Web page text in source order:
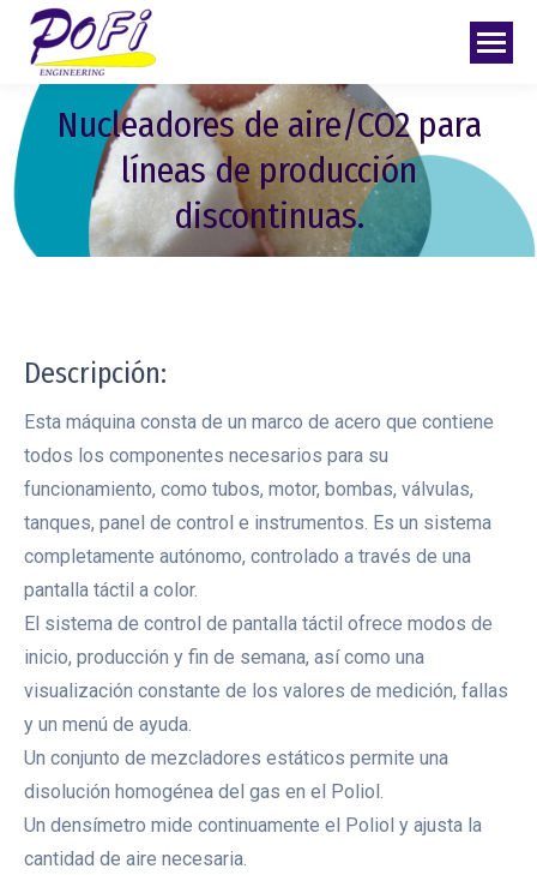
Nucleadores de aire/CO2 para
líneas de producción
discontinuas.
Descripción:
Esta máquina consta de un marco de acero que contiene
todos los componentes necesarios para su
funcionamiento, como tubos, motor, bombas, válvulas,
tanques, panel de control e instrumentos. Es un sistema
completamente autónomo, controlado a través de una
pantalla táctil a color.
El sistema de control de pantalla táctil ofrece modos de
inicio, producción y fin de semana, así como una
visualización constante de los valores de medición, fallas
y un menú de ayuda.
Un conjunto de mezcladores estáticos permite una
disolución homogénea del gas en el Poliol.
Un densímetro mide continuamente el Poliol y ajusta la
cantidad de aire necesaria.